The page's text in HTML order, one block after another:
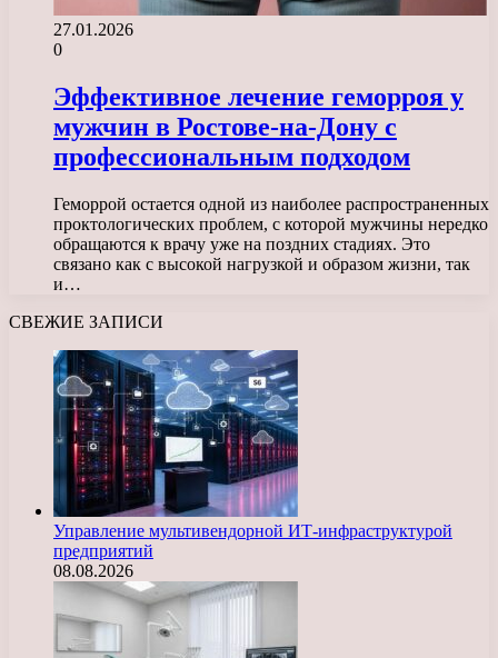
27.01.2026
0
Эффективное лечение геморроя у
мужчин в Ростове-на-Дону с
профессиональным подходом
Геморрой остается одной из наиболее распространенных
проктологических проблем, с которой мужчины нередко
обращаются к врачу уже на поздних стадиях. Это
связано как с высокой нагрузкой и образом жизни, так
и…
СВЕЖИЕ ЗАПИСИ
Управление мультивендорной ИТ-инфраструктурой
предприятий
08.08.2026